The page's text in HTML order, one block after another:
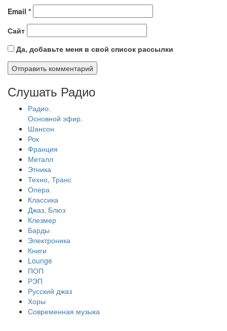
Email *
Сайт
Да, добавьте меня в свой список рассылки
Слушать Радио
Радио.
Основной эфир.
Шансон
Рок
Франция
Металл
Этника
Техно, Транс
Опера
Классика
Джаз, Блюз
Клезмер
Барды
Электроника
Книги
Lounge
ПОП
РЭП
Русский джаз
Хоры
Современная музыка